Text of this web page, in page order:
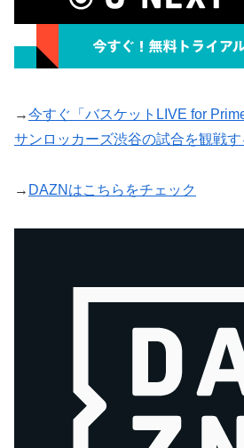
→今すぐ「バスケットLIVE for
サンロッカーズ渋谷の試合を観戦す
→ DAZNはこちらをチェック